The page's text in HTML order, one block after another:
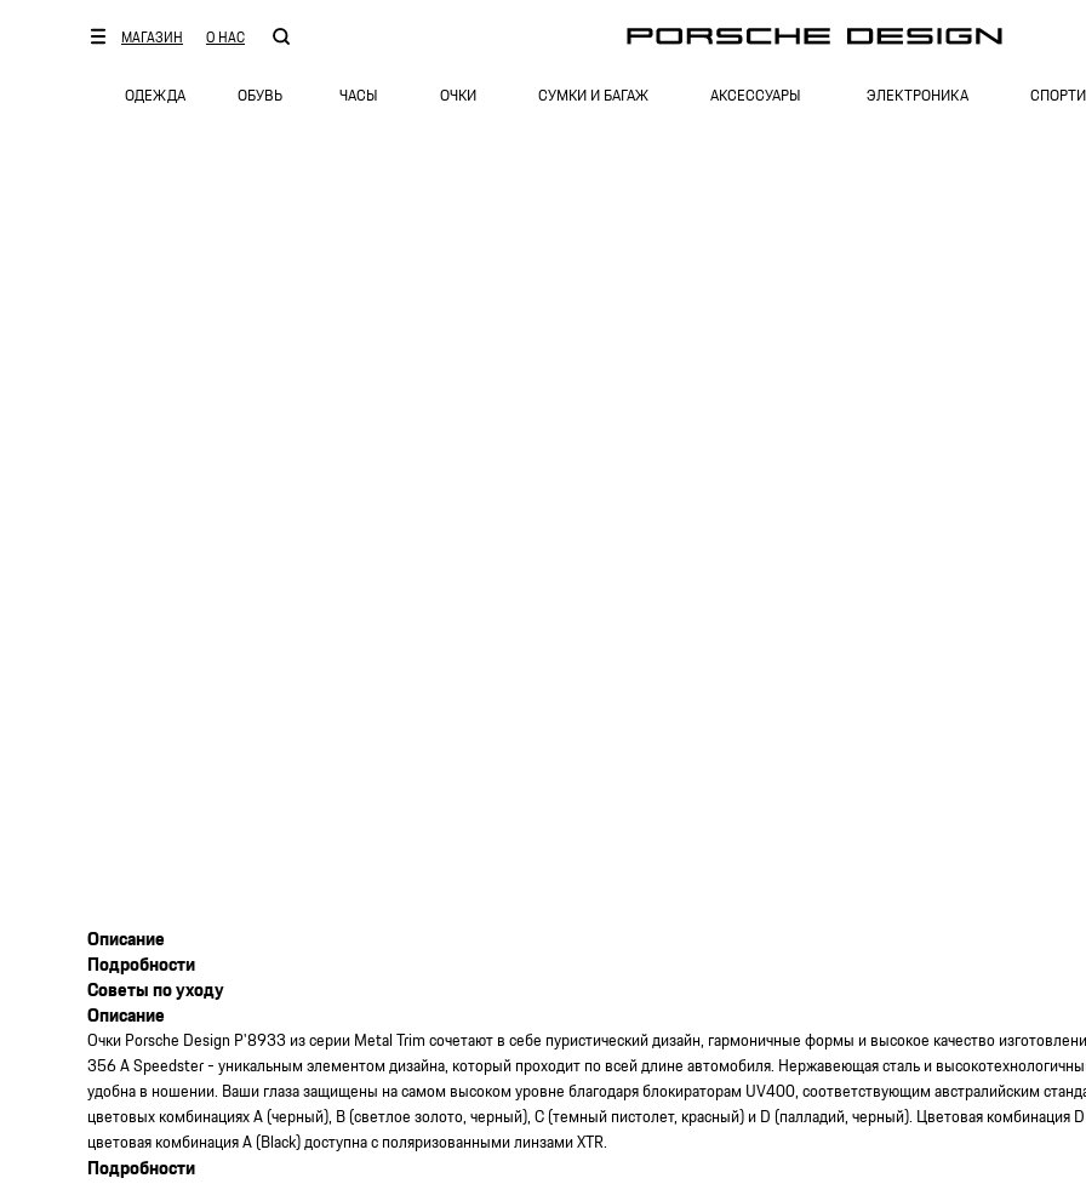
МАГАЗИН О НАС
ОДЕЖДА ОБУВЬ ЧАСЫ ОЧКИ АКСЕССУАРЫ
СУМКИ И БАГАЖ ЭЛЕКТРОНИКА
Описание
Подробности
Советы по уходу
Описание
Очки Porsche Design P'8933 из серии Metal Trim сочетают в себе пуристический дизайн, гармоничные формы и высокое качество
356 A Speedster - уникальным элементом дизайна, который проходит по всей длине автомобиля. Нержавеющая сталь и
удобна в ношении. Ваши глаза защищены на самом высоком уровне благодаря блокираторам UV400, соответствующим австралийским
цветовых комбинациях A (черный), B (светлое золото, черный), C (темный пистолет, красный) и D (палладий, черный). Цветовая комбинация
цветовая комбинация A (Black) доступна с поляризованными линзами XTR.
Подробности